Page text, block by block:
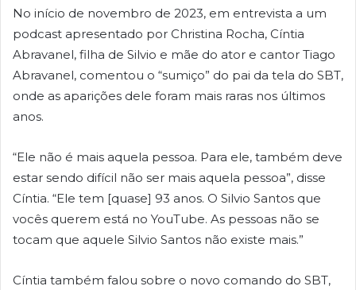
No início de novembro de 2023, em entrevista a um
podcast apresentado por Christina Rocha, Cíntia
Abravanel, filha de Silvio e mãe do ator e cantor Tiago
Abravanel, comentou o “sumiço” do pai da tela do SBT,
onde as aparições dele foram mais raras nos últimos
anos.
“Ele não é mais aquela pessoa. Para ele, também deve
estar sendo difícil não ser mais aquela pessoa”, disse
Cíntia. “Ele tem [quase] 93 anos. O Silvio Santos que
vocês querem está no YouTube. As pessoas não se
tocam que aquele Silvio Santos não existe mais.”
Cíntia também falou sobre o novo comando do SBT,